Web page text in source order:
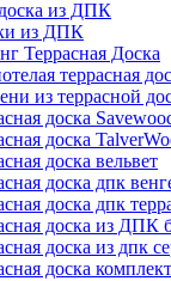
из ДПК
из ДПК
Террасная Доска
террасная
из террасной
доска
доска
доска вельвет
доска дпк
доска дпк
доска из ДПК
доска из дпк
доска